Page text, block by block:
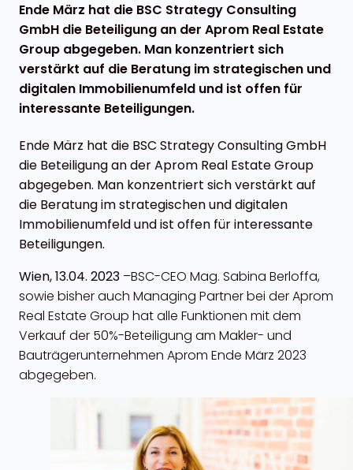
Ende März hat die BSC Strategy Consulting
GmbH die Beteiligung an der Aprom Real Estate
Group abgegeben. Man konzentriert sich
verstärkt auf die Beratung im strategischen und
digitalen Immobilienumfeld und ist offen für
interessante Beteiligungen.
Ende März hat die BSC Strategy Consulting GmbH
die Beteiligung an der Aprom Real Estate Group
abgegeben. Man konzentriert sich verstärkt auf
die Beratung im strategischen und digitalen
Immobilienumfeld und ist offen für interessante
Beteiligungen.
Wien, 13.04. 2023 –BSC-CEO Mag. Sabina Berloffa,
sowie bisher auch Managing Partner bei der Aprom
Real Estate Group hat alle Funktionen mit dem
Verkauf der 50%-Beteiligung am Makler- und
Bauträgerunternehmen Aprom Ende März 2023
abgegeben.